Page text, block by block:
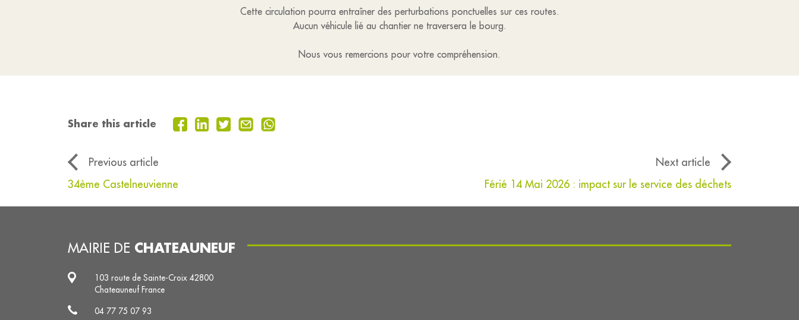
Cette circulation pourra entraîner des perturbations ponctuelles sur ces routes.
Aucun véhicule lié au chantier ne traversera le bourg.
Nous vous remercions pour votre compréhension.
Share this article
Previous article
Next article
34ème Castelneuvienne
Férié 14 Mai 2026 : impact sur le service des déchets
MAIRIE DE CHATEAUNEUF
103 route de Sainte-Croix 42800
Chateauneuf France
04 77 75 07 93